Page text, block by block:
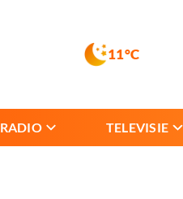
11°C
RADIO TELEVISIE